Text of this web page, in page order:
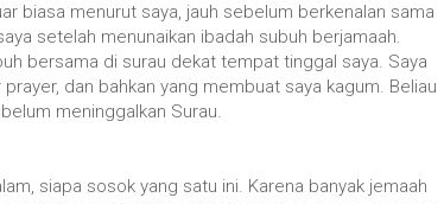
biasa menurut saya, jauh sebelum berkenalan sama
setelah menunaikan ibadah subuh berjamaah.
bersama di surau dekat tempat tinggal saya. Saya
dan bahkan yang membuat saya kagum. Beliau
meninggalkan Surau.
siapa sosok yang satu ini. Karena banyak jemaah